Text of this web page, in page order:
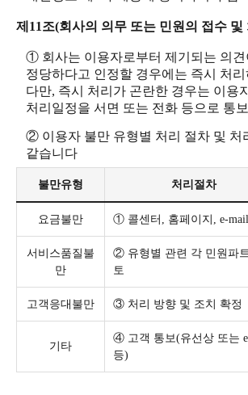
제11조(회사의 의무 또는 민원의 접수 및
① 회사는 이용자로부터 제기되는 의견
정당하다고 인정할 경우에는 즉시 처
다만, 즉시 처리가 곤란한 경우는 이용
처리일정을 서면 또는 전화 등으로 통
② 이용자 불만 유형별 처리 절차 및 처
같습니다
불만유형 처리절차
요금불만 ① 콜센터, 홈페이지, e-
서비스품질불
만
② 유형별 관련 각 민원파
토
고객응대불만 ③ 처리 방향 및 조치 확정
기타
④ 고객 통보(유선상 또는
등)